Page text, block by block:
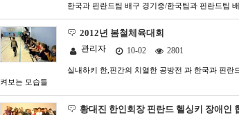
한국과 핀란드팀 배구 경기중/한국팀과 핀란드팀
2012년 봄철체육대회
관리자 10-02 2801
실내하키 한,핀간의 치열한 공방전 과 한국과 핀란
켜보는 모습들
황대진 한인회장 핀란드 헬싱키 장애인